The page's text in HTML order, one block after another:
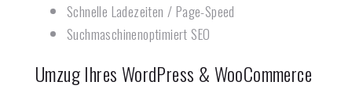
Schnelle Ladezeiten / Page-Speed
Suchmaschinenoptimiert SEO
Umzug Ihres WordPress & WooCommerce